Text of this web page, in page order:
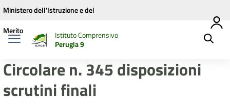
Vai ai contenuti
Vai al menu di navigazione
Vai al footer
Ministero dell'Istruzione e del
Merito
Istituto Comprensivo
Perugia 9
Circolare n. 345 disposizioni
scrutini finali